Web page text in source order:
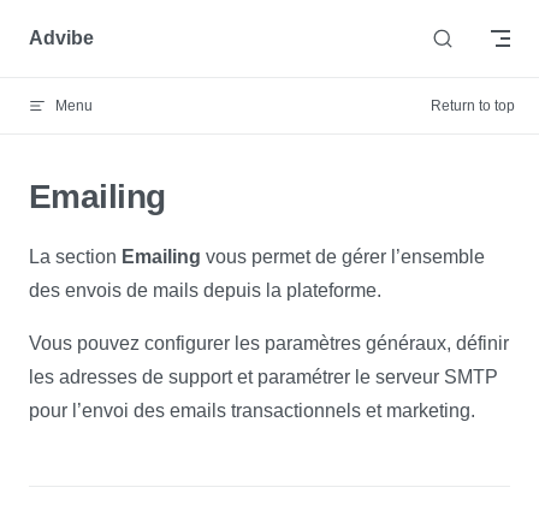
Skip to content
Advibe
Menu Return to top
Emailing
La section Emailing vous permet de gérer l’ensemble
des envois de mails depuis la plateforme.
Vous pouvez configurer les paramètres généraux, définir
les adresses de support et paramétrer le serveur SMTP
pour l’envoi des emails transactionnels et marketing.